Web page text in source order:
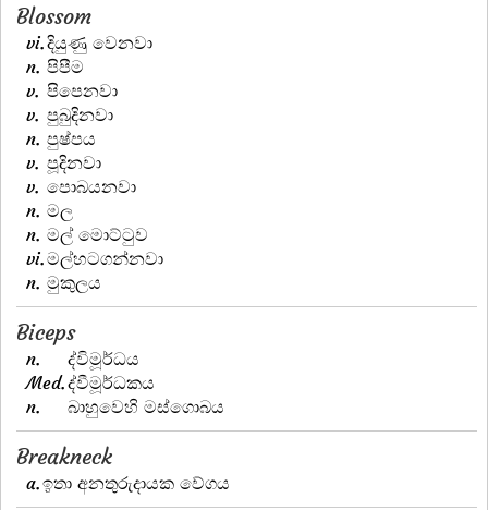
Blossom
vi.දියුණු වෙනවා
n. පිපීම
v. පිපෙනවා
v. පුබුදිනවා
n. පුෂ්පය
v. පූදිනවා
v. පොබයනවා
n. මල
n. මල් මොට්ටුව
vi.මල්හටගන්නවා
n. මුකුලය
Biceps
n.
ද්විමූර්ධය
Med.ද්වීමූර්ධකය
n.
බාහුවෙහි මස්ගොබය
Breakneck
a.ඉතා අනතුරුදායක වේගය